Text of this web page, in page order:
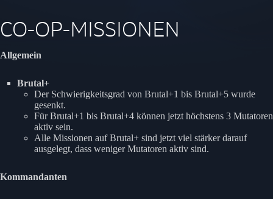
CO-OP-MISSIONEN
Allgemein
Brutal+
Der Schwierigkeitsgrad von Brutal+1 bis Brutal+5 wurde
gesenkt.
Für Brutal+1 bis Brutal+4 können jetzt höchstens 3 Mutatoren
aktiv sein.
Alle Missionen auf Brutal+ sind jetzt viel stärker darauf
ausgelegt, dass weniger Mutatoren aktiv sind.
Kommandanten